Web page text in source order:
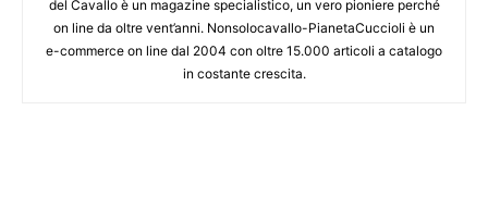
del Cavallo è un magazine specialistico, un vero pioniere perché
on line da oltre vent’anni. Nonsolocavallo-PianetaCuccioli è un
e-commerce on line dal 2004 con oltre 15.000 articoli a catalogo
in costante crescita.